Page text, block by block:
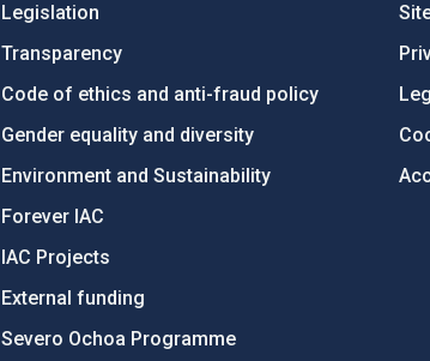
Legislation
Transparency
Code of ethics and anti-fraud policy
Gender equality and diversity
Environment and Sustainability
Forever IAC
IAC Projects
External funding
Severo Ochoa Programme